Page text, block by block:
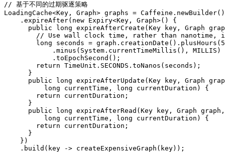
// 基于不同的过期驱逐策略
LoadingCache<Key, Graph> graphs = Caffeine.newBuilder()
    .expireAfter(new Expiry<Key, Graph>() {
public long expireAfterCreate(Key key, Graph
// Use wall clock time, rather than nanotime,
long seconds =
            .minus(System.currentTimeMillis(), MILLIS)
            .toEpochSecond();
        return TimeUnit.SECONDS.toNanos(seconds);
      }
public long expireAfterUpdate(Key key, Graph
          long currentTime, long currentDuration) {
        return currentDuration;
      }
      public long expireAfterRead(Key key, Graph graph,
          long currentTime, long currentDuration) {
        return currentDuration;
      }
    })